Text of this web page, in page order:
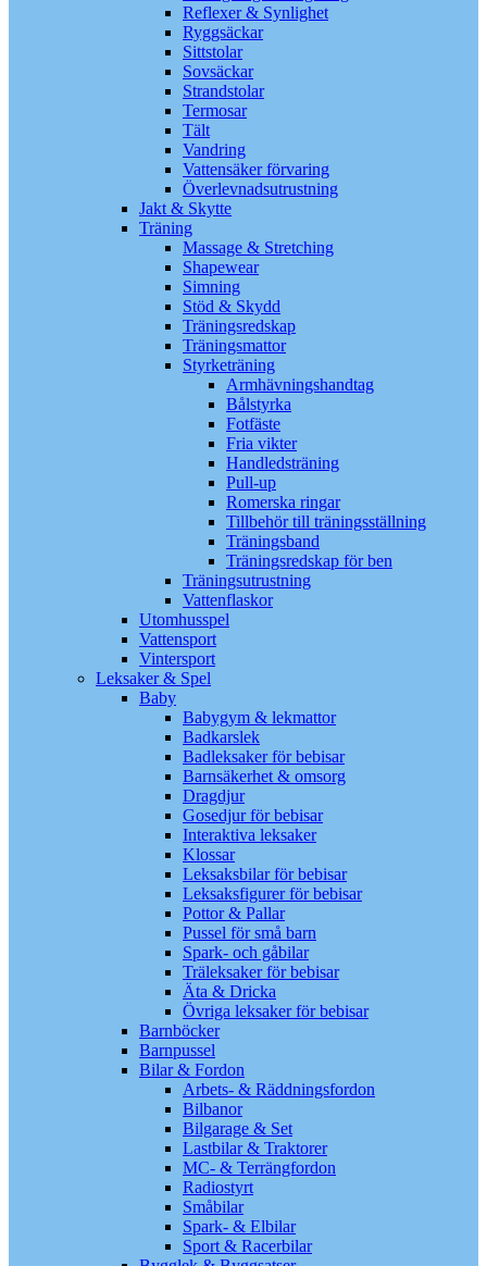
Reflexer & Synlighet
Ryggsäckar
Sittstolar
Sovsäckar
Strandstolar
Termosar
Tält
Vandring
Vattensäker förvaring
Överlevnadsutrustning
Jakt & Skytte
Träning
Massage & Stretching
Shapewear
Simning
Stöd & Skydd
Träningsredskap
Träningsmattor
Styrketräning
Armhävningshandtag
Bålstyrka
Fotfäste
Fria vikter
Handledsträning
Pull-up
Romerska ringar
Tillbehör till träningsställning
Träningsband
Träningsredskap för ben
Träningsutrustning
Vattenflaskor
Utomhusspel
Vattensport
Vintersport
Leksaker & Spel
Baby
Babygym & lekmattor
Badkarslek
Badleksaker för bebisar
Barnsäkerhet & omsorg
Dragdjur
Gosedjur för bebisar
Interaktiva leksaker
Klossar
Leksaksbilar för bebisar
Leksaksfigurer för bebisar
Pottor & Pallar
Pussel för små barn
Spark- och gåbilar
Träleksaker för bebisar
Äta & Dricka
Övriga leksaker för bebisar
Barnböcker
Barnpussel
Bilar & Fordon
Arbets- & Räddningsfordon
Bilbanor
Bilgarage & Set
Lastbilar & Traktorer
MC- & Terrängfordon
Radiostyrt
Småbilar
Spark- & Elbilar
Sport & Racerbilar